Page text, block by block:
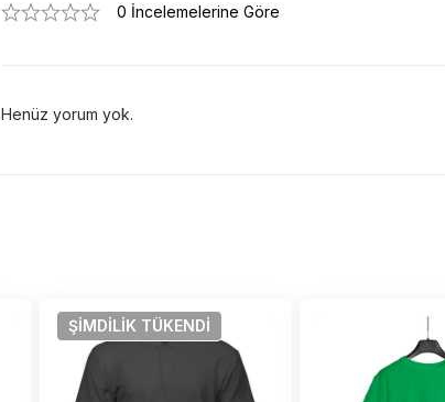
0 İncelemelerine Göre
Henüz yorum yok.
ŞIMDILIK TÜKENDI